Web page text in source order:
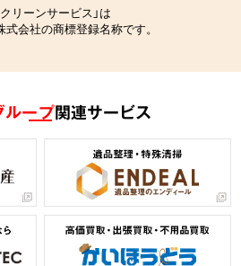
クリーンサービス」は
会社の商標登録名称です。
ープ関連サービス